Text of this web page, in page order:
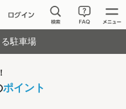
駐車場
ポイント